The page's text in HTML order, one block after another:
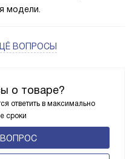
о товаре?
ответить в максимально
сроки
модели.
ВОПРОСЫ